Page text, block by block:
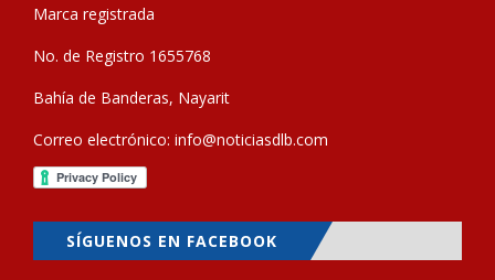
Marca registrada
No. de Registro 1655768
Bahía de Banderas, Nayarit
Correo electrónico: info@noticiasdlb.com
SÍGUENOS EN FACEBOOK